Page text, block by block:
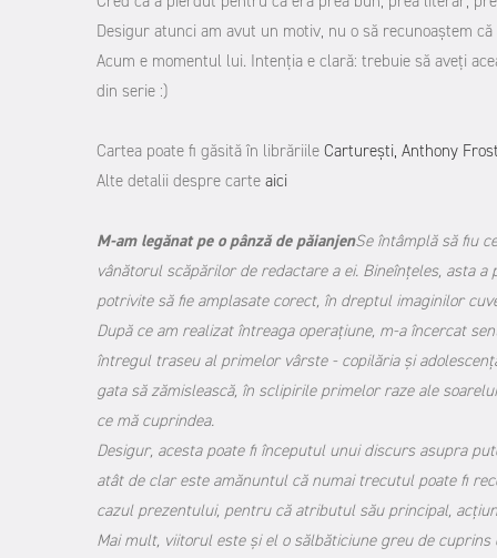
Desigur atunci am avut un motiv, nu o să recunoaștem
Acum e momentul lui. Intenția e clară: trebuie să aveți
din serie :)
Cartea poate fi găsită în librăriile Carturești, Anthony
Alte detalii despre carte aici
M-am legănat pe o pânză de păianjenSe întâmplă să fiu
vânătorul scăpărilor de redactare a ei. Bineînțeles, asta
potrivite să fie amplasate corect, în dreptul imaginilor
După ce am realizat întreaga operațiune, m-a încercat
întregul traseu al primelor vârste - copilăria și
gata să zămislească, în sclipirile primelor raze ale
ce mă cuprindea.
Desigur, acesta poate fi începutul unui discurs asupra
atât de clar este amănuntul că numai trecutul poate fi
cazul prezentului, pentru că atributul său principal,
Mai mult, viitorul este și el o sălbăticiune greu de